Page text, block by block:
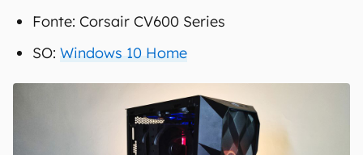
Fonte: Corsair CV600 Series
SO: Windows 10 Home